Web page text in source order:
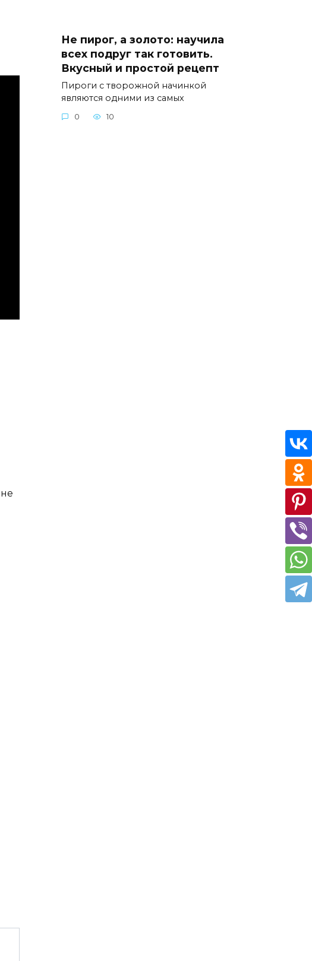
Не пирог, а золото: научила
всех подруг так готовить.
Вкусный и простой рецепт
Пироги с творожной начинкой
являются одними из самых
0 10